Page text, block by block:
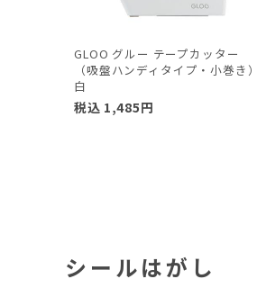
GLOO グルー テープカッター
（吸盤ハンディタイプ・小巻き）
白
税込 1,485円
シールはがし